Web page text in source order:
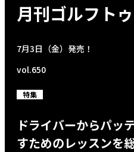
月刊ゴルフト
7月3日（金）発売！
vol.650
特集
ドライバーからパッ
すためのレッスンを